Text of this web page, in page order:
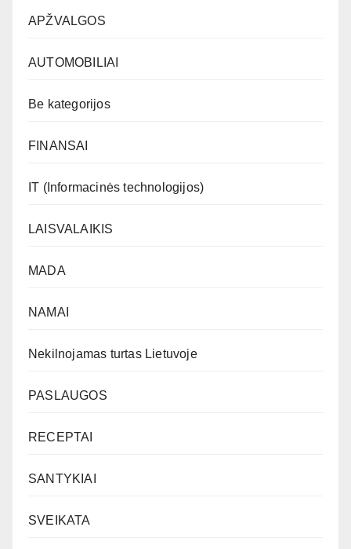
APŽVALGOS
AUTOMOBILIAI
Be kategorijos
FINANSAI
IT (Informacinės technologijos)
LAISVALAIKIS
MADA
NAMAI
Nekilnojamas turtas Lietuvoje
PASLAUGOS
RECEPTAI
SANTYKIAI
SVEIKATA